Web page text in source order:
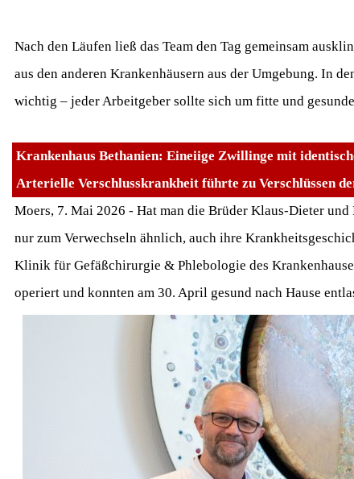
Nach den Läufen ließ das Team den Tag gemeinsam
aus den anderen Krankenhäusern aus der Umgebung. In
wichtig – jeder Arbeitgeber sollte sich um fitte und
Krankenhaus Bethanien: Eineiige Zwillinge mit
Arterielle Verschlusskrankheit führte zu Verschlüssen
Moers, 7. Mai 2026 - Hat man die Brüder Klaus-Dieter
nur zum Verwechseln ähnlich, auch ihre
Klinik für Gefäßchirurgie & Phlebologie des
operiert und konnten am 30. April gesund nach Hause